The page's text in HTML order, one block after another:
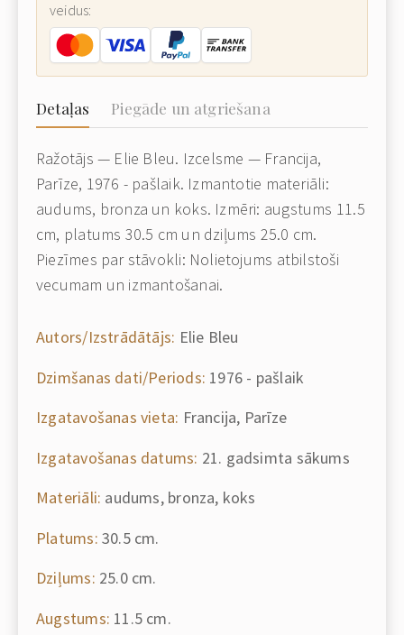
veidus:
Detaļas Piegāde un atgriešana
Ražotājs — Elie Bleu. Izcelsme — Francija,
Parīze, 1976 - pašlaik. Izmantotie materiāli:
audums, bronza un koks. Izmēri: augstums 11.5
cm, platums 30.5 cm un dziļums 25.0 cm.
Piezīmes par stāvokli: Nolietojums atbilstoši
vecumam un izmantošanai.
Autors/Izstrādātājs: Elie Bleu
Dzimšanas dati/Periods: 1976 - pašlaik
Izgatavošanas vieta: Francija, Parīze
Izgatavošanas datums: 21. gadsimta sākums
Materiāli: audums, bronza, koks
Platums: 30.5 cm.
Dziļums: 25.0 cm.
Augstums: 11.5 cm.